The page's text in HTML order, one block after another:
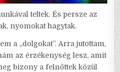
teltek. És persze az
nyomokat hagytak.
a „dolgokat”. Arra jutottam,
az érzékenység lesz, amit
bizony a felnőttek közül